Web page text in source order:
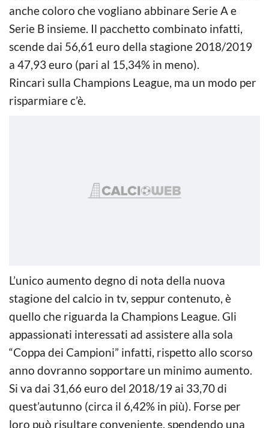
anche coloro che vogliano abbinare Serie A e
Serie B insieme. Il pacchetto combinato infatti,
scende dai 56,61 euro della stagione 2018/2019
a 47,93 euro (pari al 15,34% in meno).
Rincari sulla Champions League, ma un modo per
risparmiare c’è.
L’unico aumento degno di nota della nuova
stagione del calcio in tv, seppur contenuto, è
quello che riguarda la Champions League. Gli
appassionati interessati ad assistere alla sola
“Coppa dei Campioni” infatti, rispetto allo scorso
anno dovranno sopportare un minimo aumento.
Si va dai 31,66 euro del 2018/19 ai 33,70 di
quest’autunno (circa il 6,42% in più). Forse per
loro può risultare conveniente, spendendo una